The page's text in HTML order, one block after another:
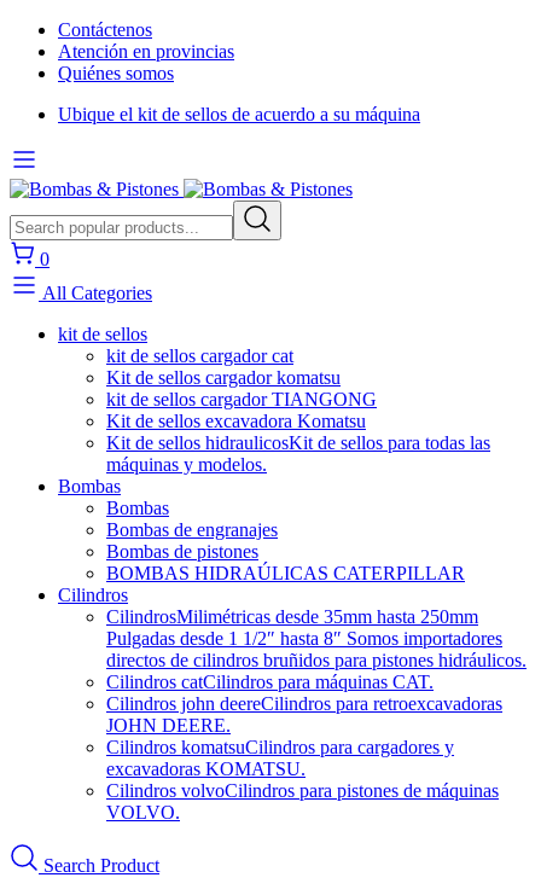
Contáctenos
Atención en provincias
Quiénes somos
Ubique el kit de sellos de acuerdo a su máquina
0
All Categories
kit de sellos
kit de sellos cargador cat
Kit de sellos cargador komatsu
kit de sellos cargador TIANGONG
Kit de sellos excavadora Komatsu
Kit de sellos hidraulicosKit de sellos para todas las
máquinas y modelos.
Bombas
Bombas
Bombas de engranajes
Bombas de pistones
BOMBAS HIDRAÚLICAS CATERPILLAR
Cilindros
CilindrosMilimétricas desde 35mm hasta 250mm
Pulgadas desde 1 1/2″ hasta 8″ Somos importadores
directos de cilindros bruñidos para pistones hidráulicos.
Cilindros catCilindros para máquinas CAT.
Cilindros john deereCilindros para retroexcavadoras
JOHN DEERE.
Cilindros komatsuCilindros para cargadores y
excavadoras KOMATSU.
Cilindros volvoCilindros para pistones de máquinas
VOLVO.
Search Product